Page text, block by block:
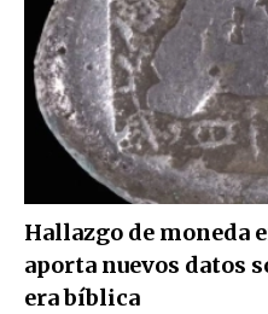
Hallazgo de moneda
aporta nuevos datos
era bíblica